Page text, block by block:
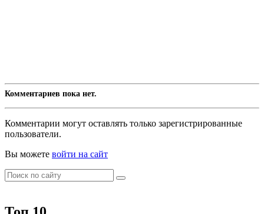
Комментариев пока нет.
Комментарии могут оставлять только зарегистрированные
пользователи.
Вы можете войти на сайт